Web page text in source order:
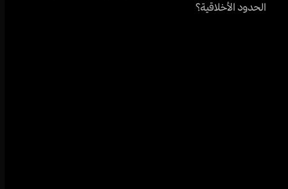
الحدود الأخلاقية؟